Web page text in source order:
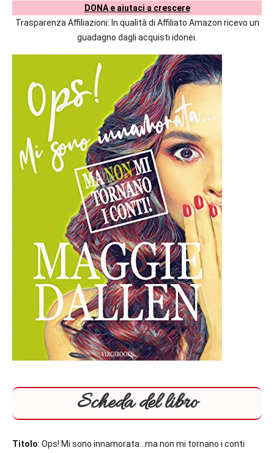
autrici
DONA e aiutaci a crescere
Trasparenza Affiliazioni: In qualità di Affiliato Amazon ricevo un
guadagno dagli acquisti idonei.
Scheda del libro
Titolo: Ops! Mi sono innamorata…ma non mi tornano i conti